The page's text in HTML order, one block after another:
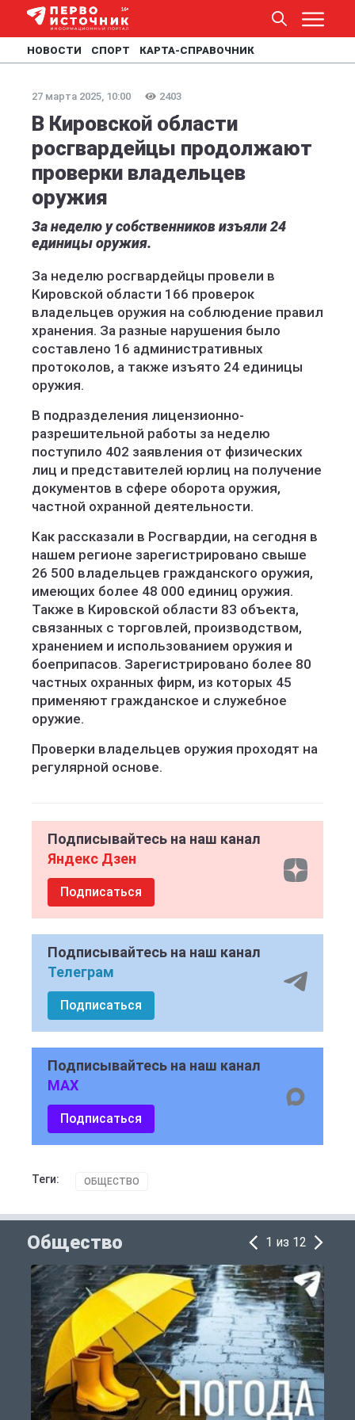
НОВОСТИ СПОРТ КАРТА-СПРАВОЧНИК
27 марта 2025, 10:00 2403
В Кировской области
росгвардейцы продолжают
проверки владельцев
оружия
За неделю у собственников изъяли 24
единицы оружия.
За неделю росгвардейцы провели в
Кировской области 166 проверок
владельцев оружия на соблюдение правил
хранения. За разные нарушения было
составлено 16 административных
протоколов, а также изъято 24 единицы
оружия.
В подразделения лицензионно-
разрешительной работы за неделю
поступило 402 заявления от физических
лиц и представителей юрлиц на получение
документов в сфере оборота оружия,
частной охранной деятельности.
Как рассказали в Росгвардии, на сегодня в
нашем регионе зарегистрировано свыше
26 500 владельцев гражданского оружия,
имеющих более 48 000 единиц оружия.
Также в Кировской области 83 объекта,
связанных с торговлей, производством,
хранением и использованием оружия и
боеприпасов. Зарегистрировано более 80
частных охранных фирм, из которых 45
применяют гражданское и служебное
оружие.
Проверки владельцев оружия проходят на
регулярной основе.
Подписывайтесь на наш канал
Яндекс Дзен
Подписаться
Подписывайтесь на наш канал
Телеграм
Подписаться
Подписывайтесь на наш канал
MAX
Подписаться
Теги: ОБЩЕСТВО
Общество 1 из 12